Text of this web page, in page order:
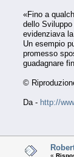
«Fino a
dello
evidenziava
Un esempio
promesso
guadagnare
©
Da - http://
«